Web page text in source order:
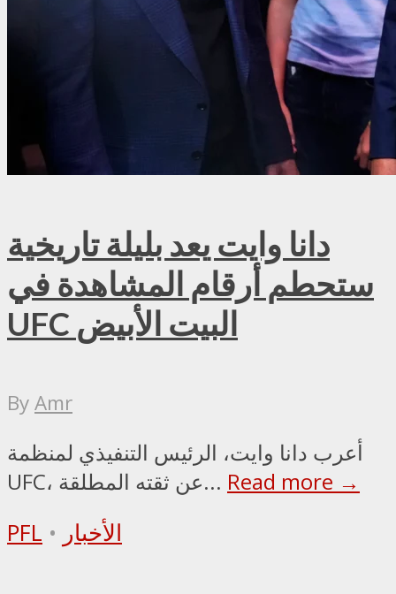
دانا وايت يعد بليلة تاريخية
ستحطم أرقام المشاهدة في
UFC البيت الأبيض
ByAmr
أعرب دانا وايت، الرئيس التنفيذي لمنظمة
UFC، عن ثقته المطلقة... Read more →
PFL • الأخبار